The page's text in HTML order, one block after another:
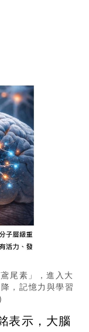
尾素」，進入大
，記憶力與學習
表示，大腦